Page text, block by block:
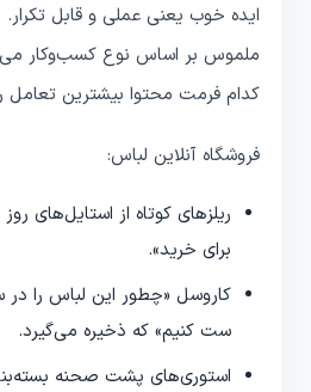
ایده خوب یعنی عملی و قابل
ملموس بر اساس نوع کسب‌وکار
کدام فرمت محتوا بیشترین تعامل
فروشگاه آنلاین لباس:
ریلزهای کوتاه از استایل‌های
برای خرید».
کاروسل «چطور این لباس را
ست کنیم» که ذخیره می‌گیرد.
استوری‌های پشت صحنه